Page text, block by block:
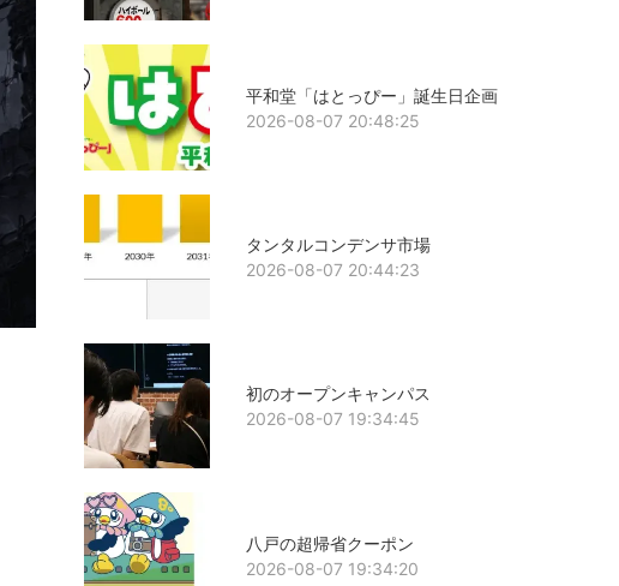
平和堂「はとっぴー」誕生日企画
2026-08-07 20:48:25
タンタルコンデンサ市場
2026-08-07 20:44:23
初のオープンキャンパス
2026-08-07 19:34:45
八戸の超帰省クーポン
2026-08-07 19:34:20